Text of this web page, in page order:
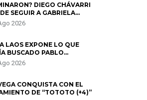
DIEGO CHÁVARRI
SEGUIR A GABRIELA
Y ANUNCIA SU SALIDA
2026
LAOS EXPONE LO QUE
BUSCADO PABLO
CON ALE FULLER: “UNA
PARTES QUERÍA EL
2026
CONQUISTA CON EL
DE “TOTOTO (+4)”